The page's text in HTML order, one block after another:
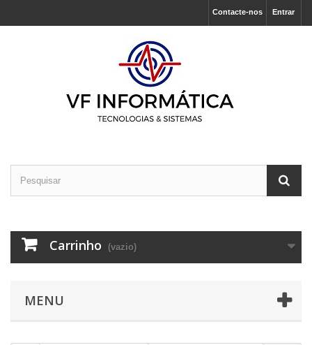
Entrar
Contacte-nos
Carrinho (vazio)
MENU